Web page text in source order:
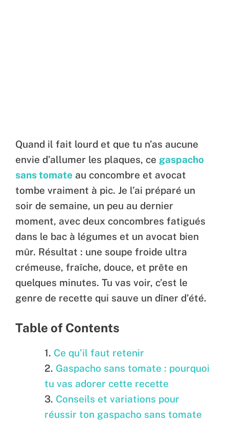
Quand il fait lourd et que tu n’as aucune
envie d’allumer les plaques, ce gaspacho
sans tomate au concombre et avocat
tombe vraiment à pic. Je l’ai préparé un
soir de semaine, un peu au dernier
moment, avec deux concombres fatigués
dans le bac à légumes et un avocat bien
mûr. Résultat : une soupe froide ultra
crémeuse, fraîche, douce, et prête en
quelques minutes. Tu vas voir, c’est le
genre de recette qui sauve un dîner d’été.
Table of Contents
Ce qu’il faut retenir
Gaspacho sans tomate : pourquoi
tu vas adorer cette recette
Conseils et variations pour
réussir ton gaspacho sans tomate